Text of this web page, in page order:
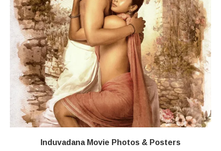
Induvadana Movie Photos & Posters